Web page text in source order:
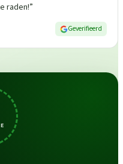
raden!”
Geverifieerd